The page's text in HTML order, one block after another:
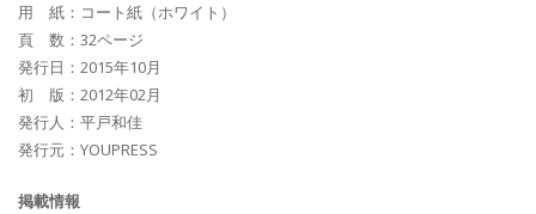
用 紙：コート紙（ホワイト）
頁 数：32ページ
発行日：2015年10月
初 版：2012年02月
発行人：平戸和佳
発行元：YOUPRESS
掲載情報